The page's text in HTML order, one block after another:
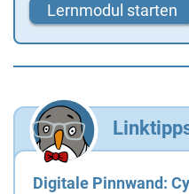
Lernmodul starten
Digitale Pinnwand: